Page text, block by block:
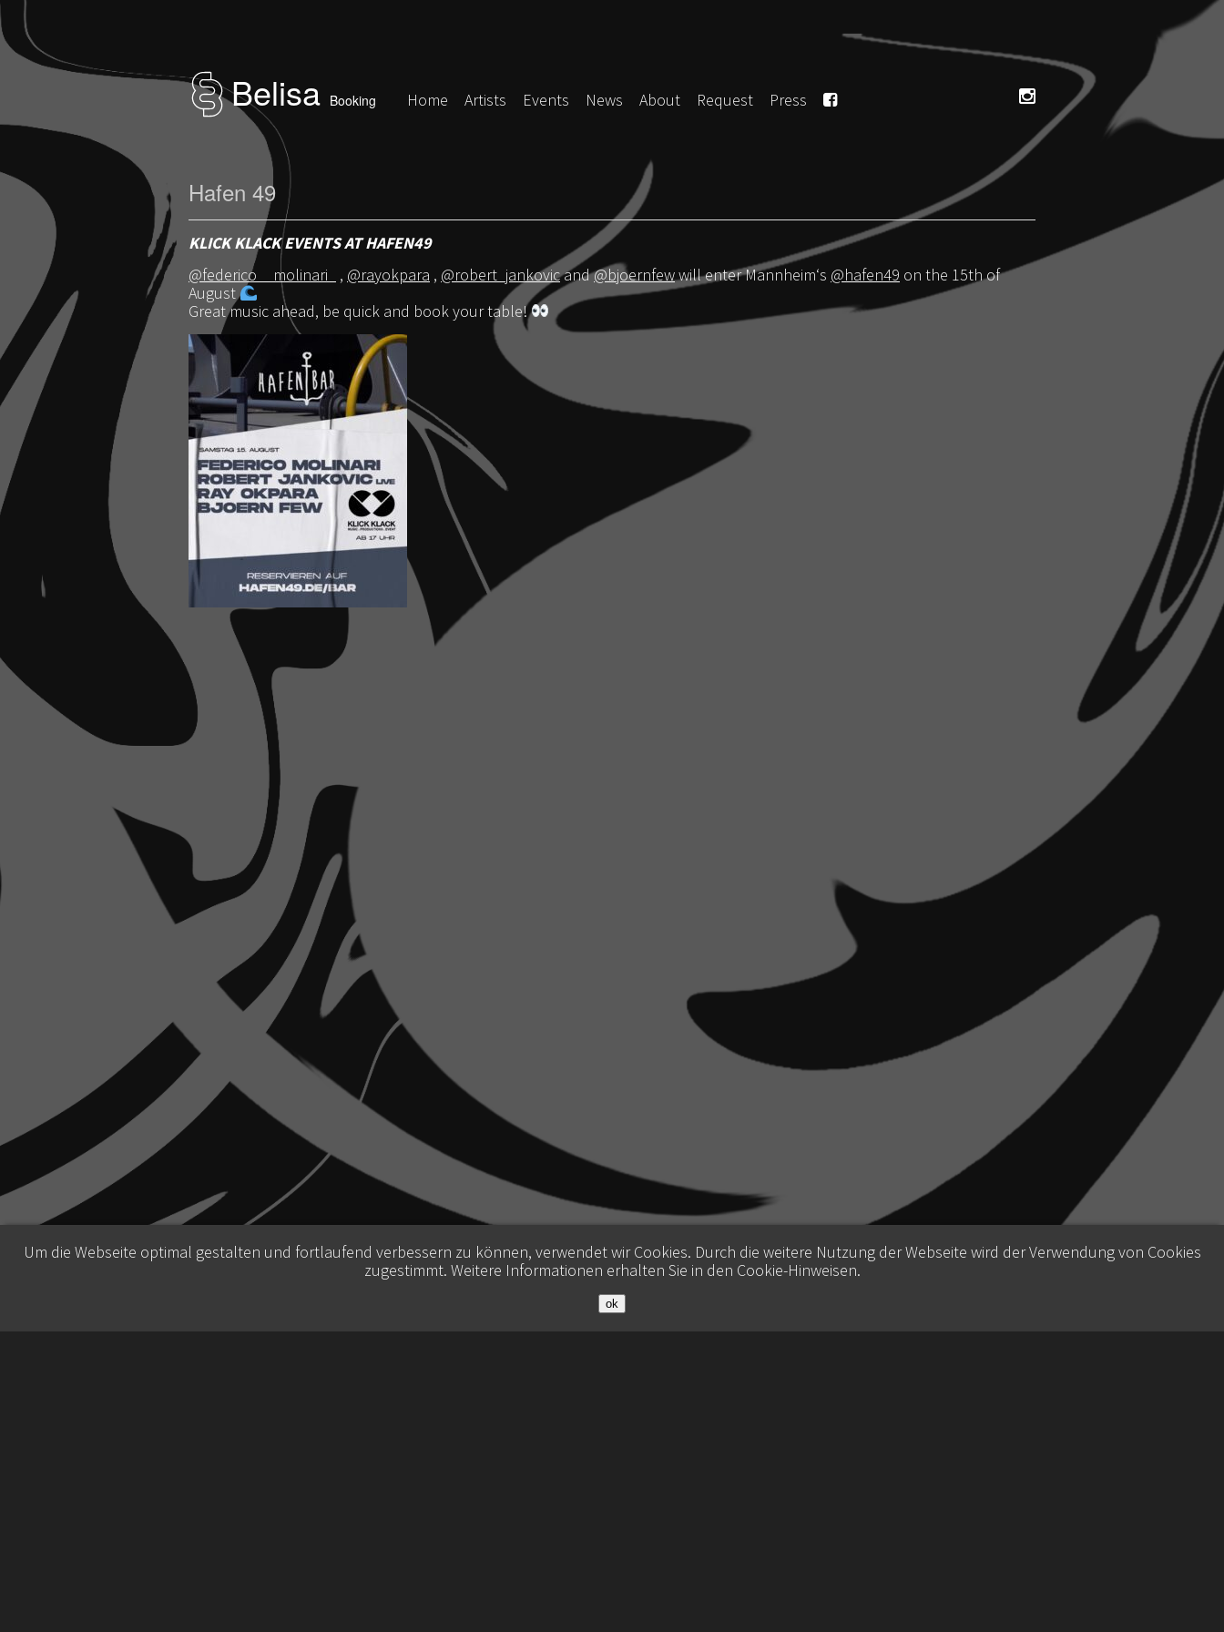
Belisa Booking Home Artists Events News About Request Press
Hafen 49
KLICK KLACK EVENTS AT HAFEN49
@federico__molinari_
, @rayokpara , @robert_jankovicand@bjoernfewwill enter Mannheim‘s @hafen49 on the 15th of
August
Great music ahead, be quick and book your table!
Um die Webseite optimal gestalten und fortlaufend verbessern zu können, verwendet wir Cookies. Durch die weitere Nutzung der Webseite wird der Verwendung von Cookies
zugestimmt. Weitere Informationen erhalten Sie in den Cookie-Hinweisen.
ok